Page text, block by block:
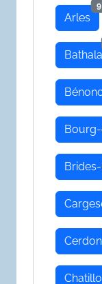
Arles
9
Bathala
Cerdon